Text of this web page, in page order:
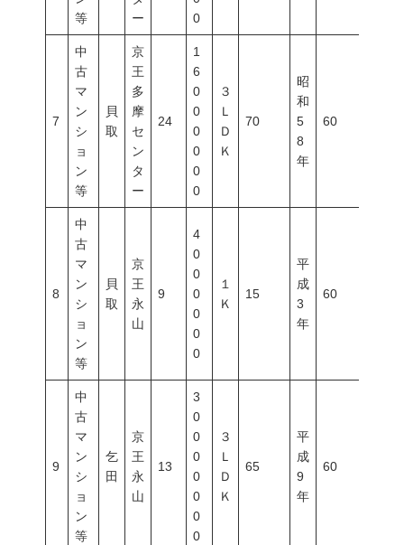
等
ー
0
7
中
古
マ
ン
シ
ョ
ン
等
貝
取
京
王
多
摩
セ
ン
タ
ー
24
1
6
0
0
0
0
0
0
３
Ｌ
Ｄ
Ｋ
70
昭
和
5
8
年
60
8
中
古
マ
ン
シ
ョ
ン
等
貝
取
京
王
永
山
9
4
0
0
0
0
0
0
１
Ｋ
15
平
成
3
年
60
9
中
古
マ
ン
シ
ョ
ン
等
乞
田
京
王
永
山
13
3
0
0
0
0
0
0
0
３
Ｌ
Ｄ
Ｋ
65
平
成
9
年
60